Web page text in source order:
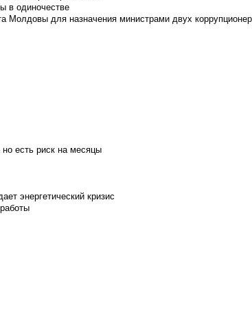
в одиночестве
Молдовы для назначения министрами двух
есть риск на месяцы
энергетический кризис